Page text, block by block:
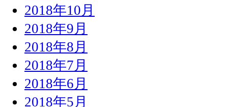
2018年10月
2018年9月
2018年8月
2018年7月
2018年6月
2018年5月